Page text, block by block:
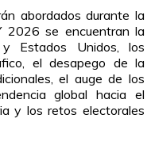
abordados durante la
2026 se encuentran la
Estados Unidos, los
el desapego de la
el auge de los
global hacia el
y los retos electorales